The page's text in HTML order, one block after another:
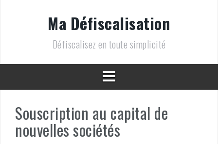
u
n
Ma Défiscalisation
Défiscalisez en toute simplicité
Souscription au capital de
nouvelles sociétés